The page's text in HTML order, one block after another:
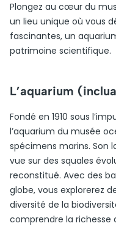
Plongez au cœur du
un lieu unique où vous
fascinantes, un
patrimoine scientifique.
L’aquarium
Fondé en 1910 sous
l’aquarium du musée
spécimens marins. Son
vue sur des squales
reconstitué. Avec des
globe, vous explorerez
diversité de la
comprendre la richesse